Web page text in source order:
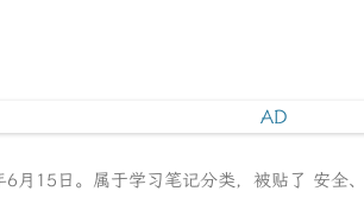
6月15日 。属于学习笔记分类，被贴了 安全、